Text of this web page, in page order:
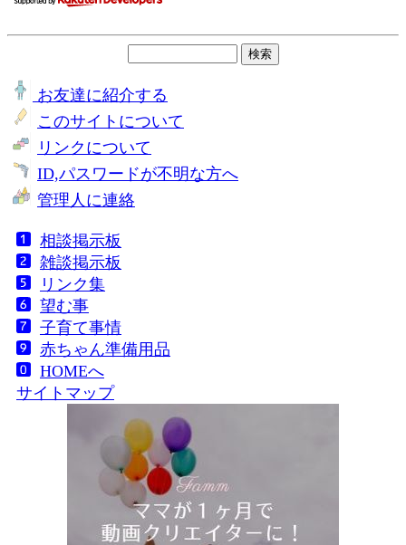
お友達に紹介する
このサイトについて
リンクについて
ID,パスワードが不明な方へ
管理人に連絡
相談掲示板
雑談掲示板
リンク集
望む事
子育て事情
赤ちゃん準備用品
HOMEへ
サイトマップ